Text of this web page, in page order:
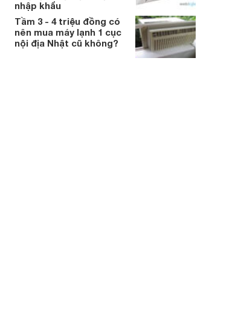
nhập khẩu
Tầm 3 - 4 triệu đồng có
nên mua máy lạnh 1 cục
nội địa Nhật cũ không?